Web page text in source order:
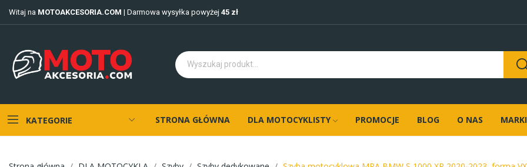
Witaj na MOTOAKCESORIA.COM | Darmowa wysyłka powyżej 45 zł
KATEGORIE STRONA GŁÓWNA DLA MOTOCYKLISTY PROMOCJE BLOG O NAS MARKI